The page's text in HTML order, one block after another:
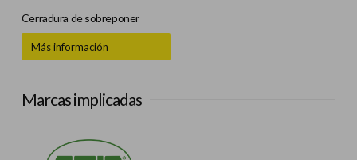
Cerradura de sobreponer
Más información
Marcas implicadas